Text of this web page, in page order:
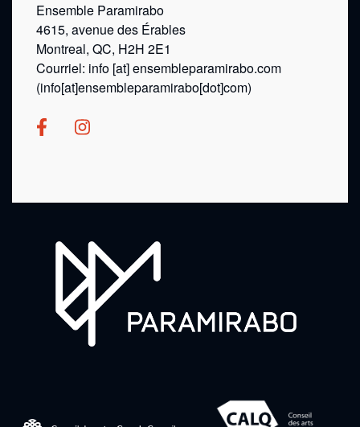
Ensemble Paramirabo
4615, avenue des Érables
Montreal, QC, H2H 2E1
Courriel: info [at]ensembleparamirabo.com
(info[at]ensembleparamirabo[dot]com)